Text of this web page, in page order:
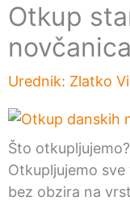
Otkup
Urednik: Zlatko
Što otkupljujemo?
Otkupljujemo
bez obzira na